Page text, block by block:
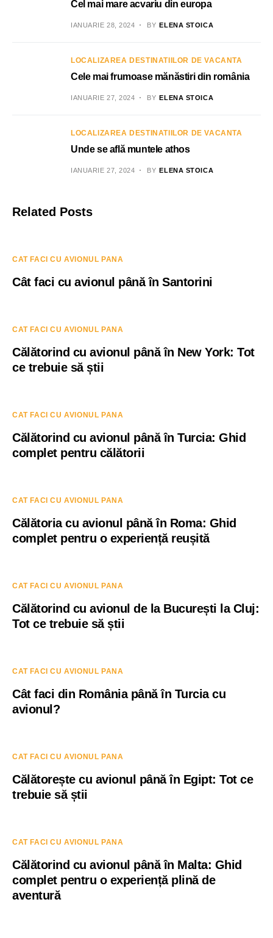
Cel mai mare acvariu din europa
IANUARIE 28, 2024 BY ELENA STOICA
LOCALIZAREA DESTINATIILOR DE VACANTA
Cele mai frumoase mănăstiri din românia
IANUARIE 27, 2024 BY ELENA STOICA
LOCALIZAREA DESTINATIILOR DE VACANTA
Unde se află muntele athos
IANUARIE 27, 2024 BY ELENA STOICA
Related Posts
CAT FACI CU AVIONUL PANA
Cât faci cu avionul până în Santorini
CAT FACI CU AVIONUL PANA
Călătorind cu avionul până în New York: Tot
ce trebuie să știi
CAT FACI CU AVIONUL PANA
Călătorind cu avionul până în Turcia: Ghid
complet pentru călătorii
CAT FACI CU AVIONUL PANA
Călătoria cu avionul până în Roma: Ghid
complet pentru o experiență reușită
CAT FACI CU AVIONUL PANA
Călătorind cu avionul de la București la Cluj:
Tot ce trebuie să știi
CAT FACI CU AVIONUL PANA
Cât faci din România până în Turcia cu
avionul?
CAT FACI CU AVIONUL PANA
Călătorește cu avionul până în Egipt: Tot ce
trebuie să știi
CAT FACI CU AVIONUL PANA
Călătorind cu avionul până în Malta: Ghid
complet pentru o experiență plină de
aventură